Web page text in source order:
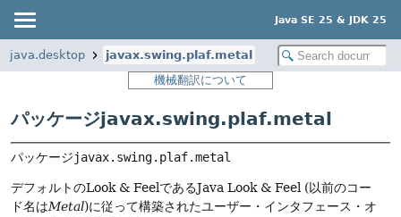
Java SE 25 & JDK 25
java.desktop
javax.swing.plaf.metal
機械翻訳について
パッケージjavax.swing.plaf.metal
パッケージjavax.swing.plaf.metal
デフォルトのLook & FeelであるJava Look & Feel (以前のコー
ド名はMetal)に従って構築されたユーザー・インタフェース・オ